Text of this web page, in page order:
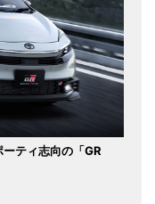
ティ志向の「GR